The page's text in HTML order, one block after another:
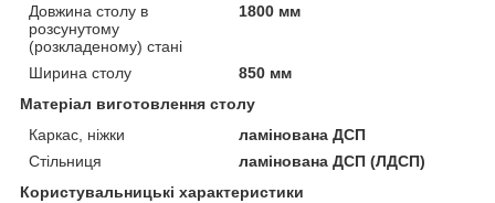
Довжина столу в
розсунутому
(розкладеному) стані
1800 мм
Ширина столу
850 мм
Матеріал виготовлення столу
Каркас, ніжки
ламінована ДСП
Стільниця
ламінована ДСП (ЛДСП)
Користувальницькі характеристики